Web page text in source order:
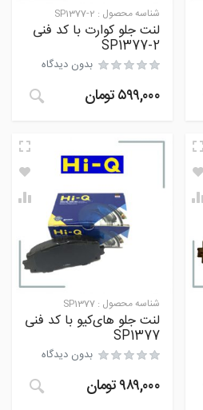
شناسه محصول : SP1377-2
لنت جلو کوارت با کد فنی
SP1377-2
بدون دیدگاه
۵۹۹,۰۰۰تومان
شناسه محصول : SP1377
لنت جلو های‌کیو با کد فنی
SP1377
بدون دیدگاه
۹۸۹,۰۰۰تومان